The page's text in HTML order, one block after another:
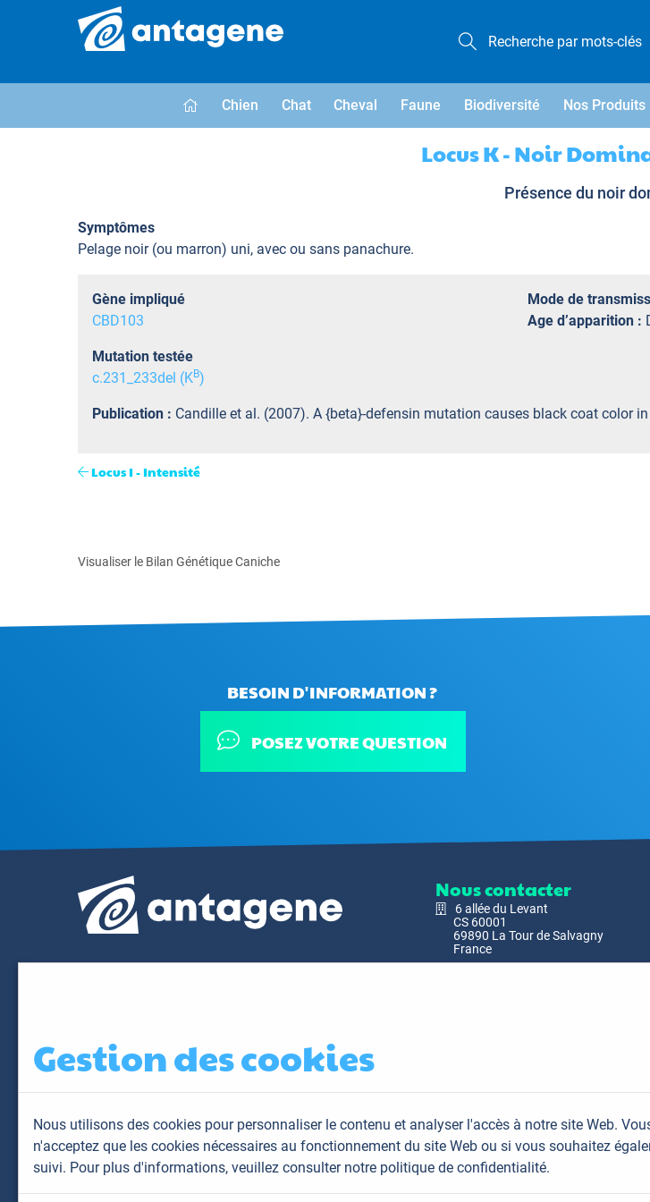
Chien Chat Cheval Faune Biodiversité Nos Produits
Locus K - Noir
Présence du noir
Symptômes
Pelage noir (ou marron) uni, avec ou sans panachure.
Gène impliqué
CBD103
Mutation testée
c.231_233del (KB)
Mode de
Age d’apparition :
Publication : Candille et al. (2007). A {beta}-defensin mutation causes black coat color
Locus I - Intensité
Visualiser le Bilan Génétique Caniche
BESOIN D'INFORMATION ?
POSEZ VOTRE QUESTION
Nous contacter
6 allée du Levant
CS 60001
69890 La Tour de Salvagny
France
Gestion des cookies
Nous utilisons des cookies pour personnaliser le contenu et analyser l'accès à notre site Web.
n'acceptez que les cookies nécessaires au fonctionnement du site Web ou si vous souhaitez
suivi. Pour plus d'informations, veuillez consulter notre politique de confidentialité.